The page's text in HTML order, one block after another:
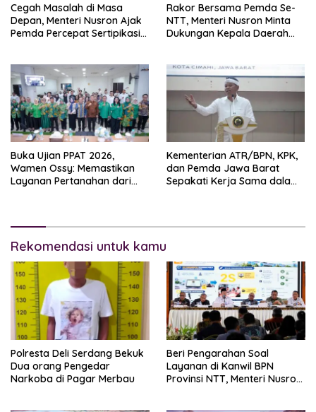
Cegah Masalah di Masa
Depan, Menteri Nusron Ajak
Pemda Percepat Sertipikasi
Rakor Bersama Pemda Se-
NTT, Menteri Nusron Minta
Dukungan Kepala Daerah
Buka Ujian PPAT 2026,
Wamen Ossy: Memastikan
Layanan Pertanahan dari
Kementerian ATR/BPN, KPK,
dan Pemda Jawa Barat
Sepakati Kerja Sama dalam
Rekomendasi untuk kamu
Polresta Deli Serdang Bekuk
Dua orang Pengedar
Narkoba di Pagar Merbau
Beri Pengarahan Soal
Layanan di Kanwil BPN
Provinsi NTT, Menteri Nusron: